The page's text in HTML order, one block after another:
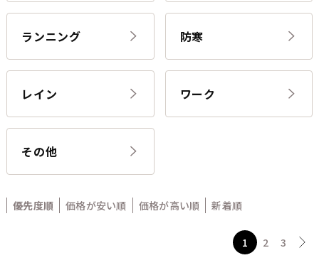
ランニング 防寒
レイン ワーク
その他
優先度順 価格が安い順 価格が高い順 新着順
1 2 3